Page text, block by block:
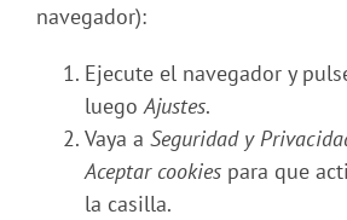
navegador):
Ejecute el navegador y
luegoAjustes.
Vaya a Seguridad y
Aceptar cookies para que
la casilla.